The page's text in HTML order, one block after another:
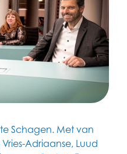
Schagen. Met van
Adriaanse, Luud